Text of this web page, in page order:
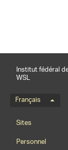
Institut fédéral
WSL
Menu de
Français
Sites
Personnel